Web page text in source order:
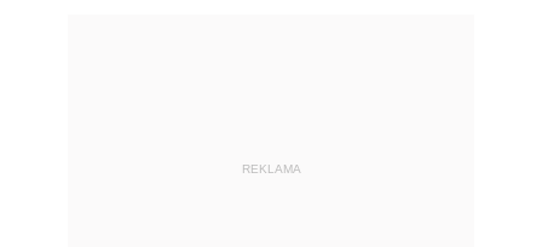
REKLAMA